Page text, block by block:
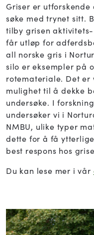
Griser er
søke med trynet sitt.
tilby grisen
får utløp for
all norske gris i
silo er eksempler på
rotemateriale. Det
mulighet til å dekke
undersøke. I
undersøker vi i
NMBU, ulike typer
dette for å få
best respons hos
Du kan lese mer i vår